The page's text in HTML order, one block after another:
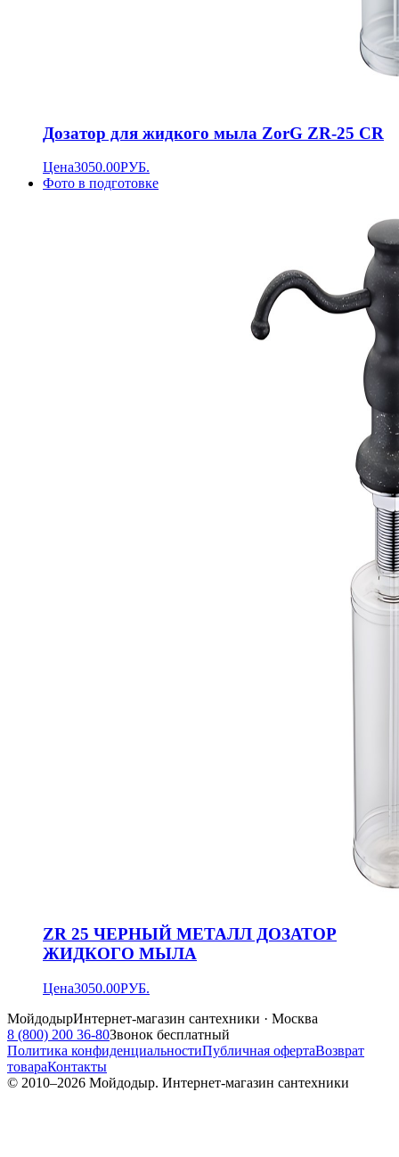
Дозатор для жидкого мыла ZorG ZR-25 CR
Цена3050.00РУБ.
Фото в подготовке
ZR 25 ЧЕРНЫЙ МЕТАЛЛ ДОЗАТОР
ЖИДКОГО МЫЛА
Цена3050.00РУБ.
МойдодырИнтернет-магазин сантехники · Москва
8 (800) 200 36-80Звонок бесплатный
Политика конфиденциальностиПубличная офертаВозврат
товараКонтакты
© 2010–2026 Мойдодыр. Интернет-магазин сантехники